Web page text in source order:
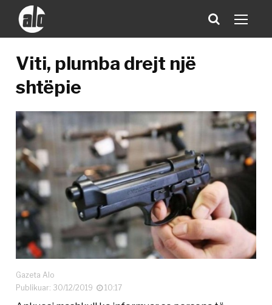
Viti, plumba drejt një
shtëpie
Gazeta Alo
Publikuar: 30/12/2019
10:17